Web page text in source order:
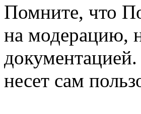
Помните, что
на модерацию,
документацией.
несет сам